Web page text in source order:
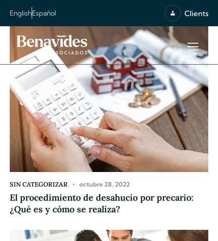
EnglishEspañol Clients
SIN CATEGORIZAR octubre 28, 2022
El procedimiento de desahucio por precario:
¿Qué es y cómo se realiza?